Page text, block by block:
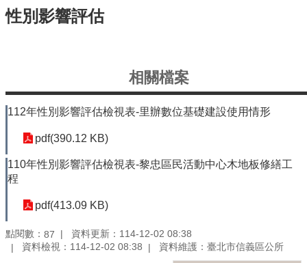
為
民
識
義
關
介
紹
政
資
訊
性別影響評估
相關檔案
112年性別影響評估檢視表-里辦數位基礎建設使用情形
pdf(390.12 KB)
110年性別影響評估檢視表-黎忠區民活動中心木地板修繕工
程
pdf(413.09 KB)
點閱數： 87
資料更新：114-12-02 08:38
資料檢視：114-12-02 08:38
資料維護：臺北市信義區公所